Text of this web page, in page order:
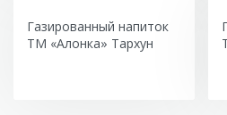
Газированный напиток
ТМ «Алонка» Тархун